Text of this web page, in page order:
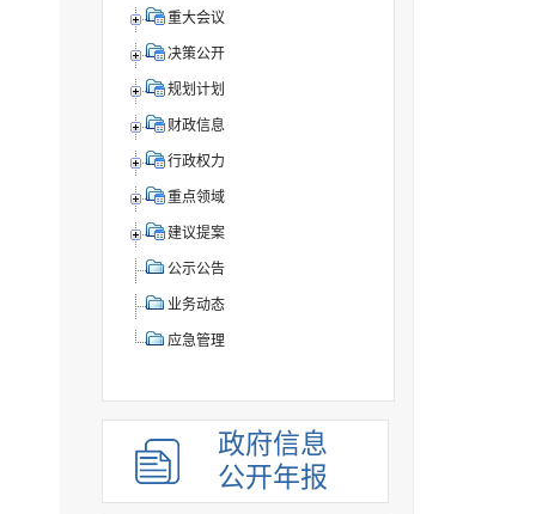
重大会议
决策公开
规划计划
财政信息
行政权力
重点领域
建议提案
公示公告
业务动态
应急管理
政府信息
公开年报